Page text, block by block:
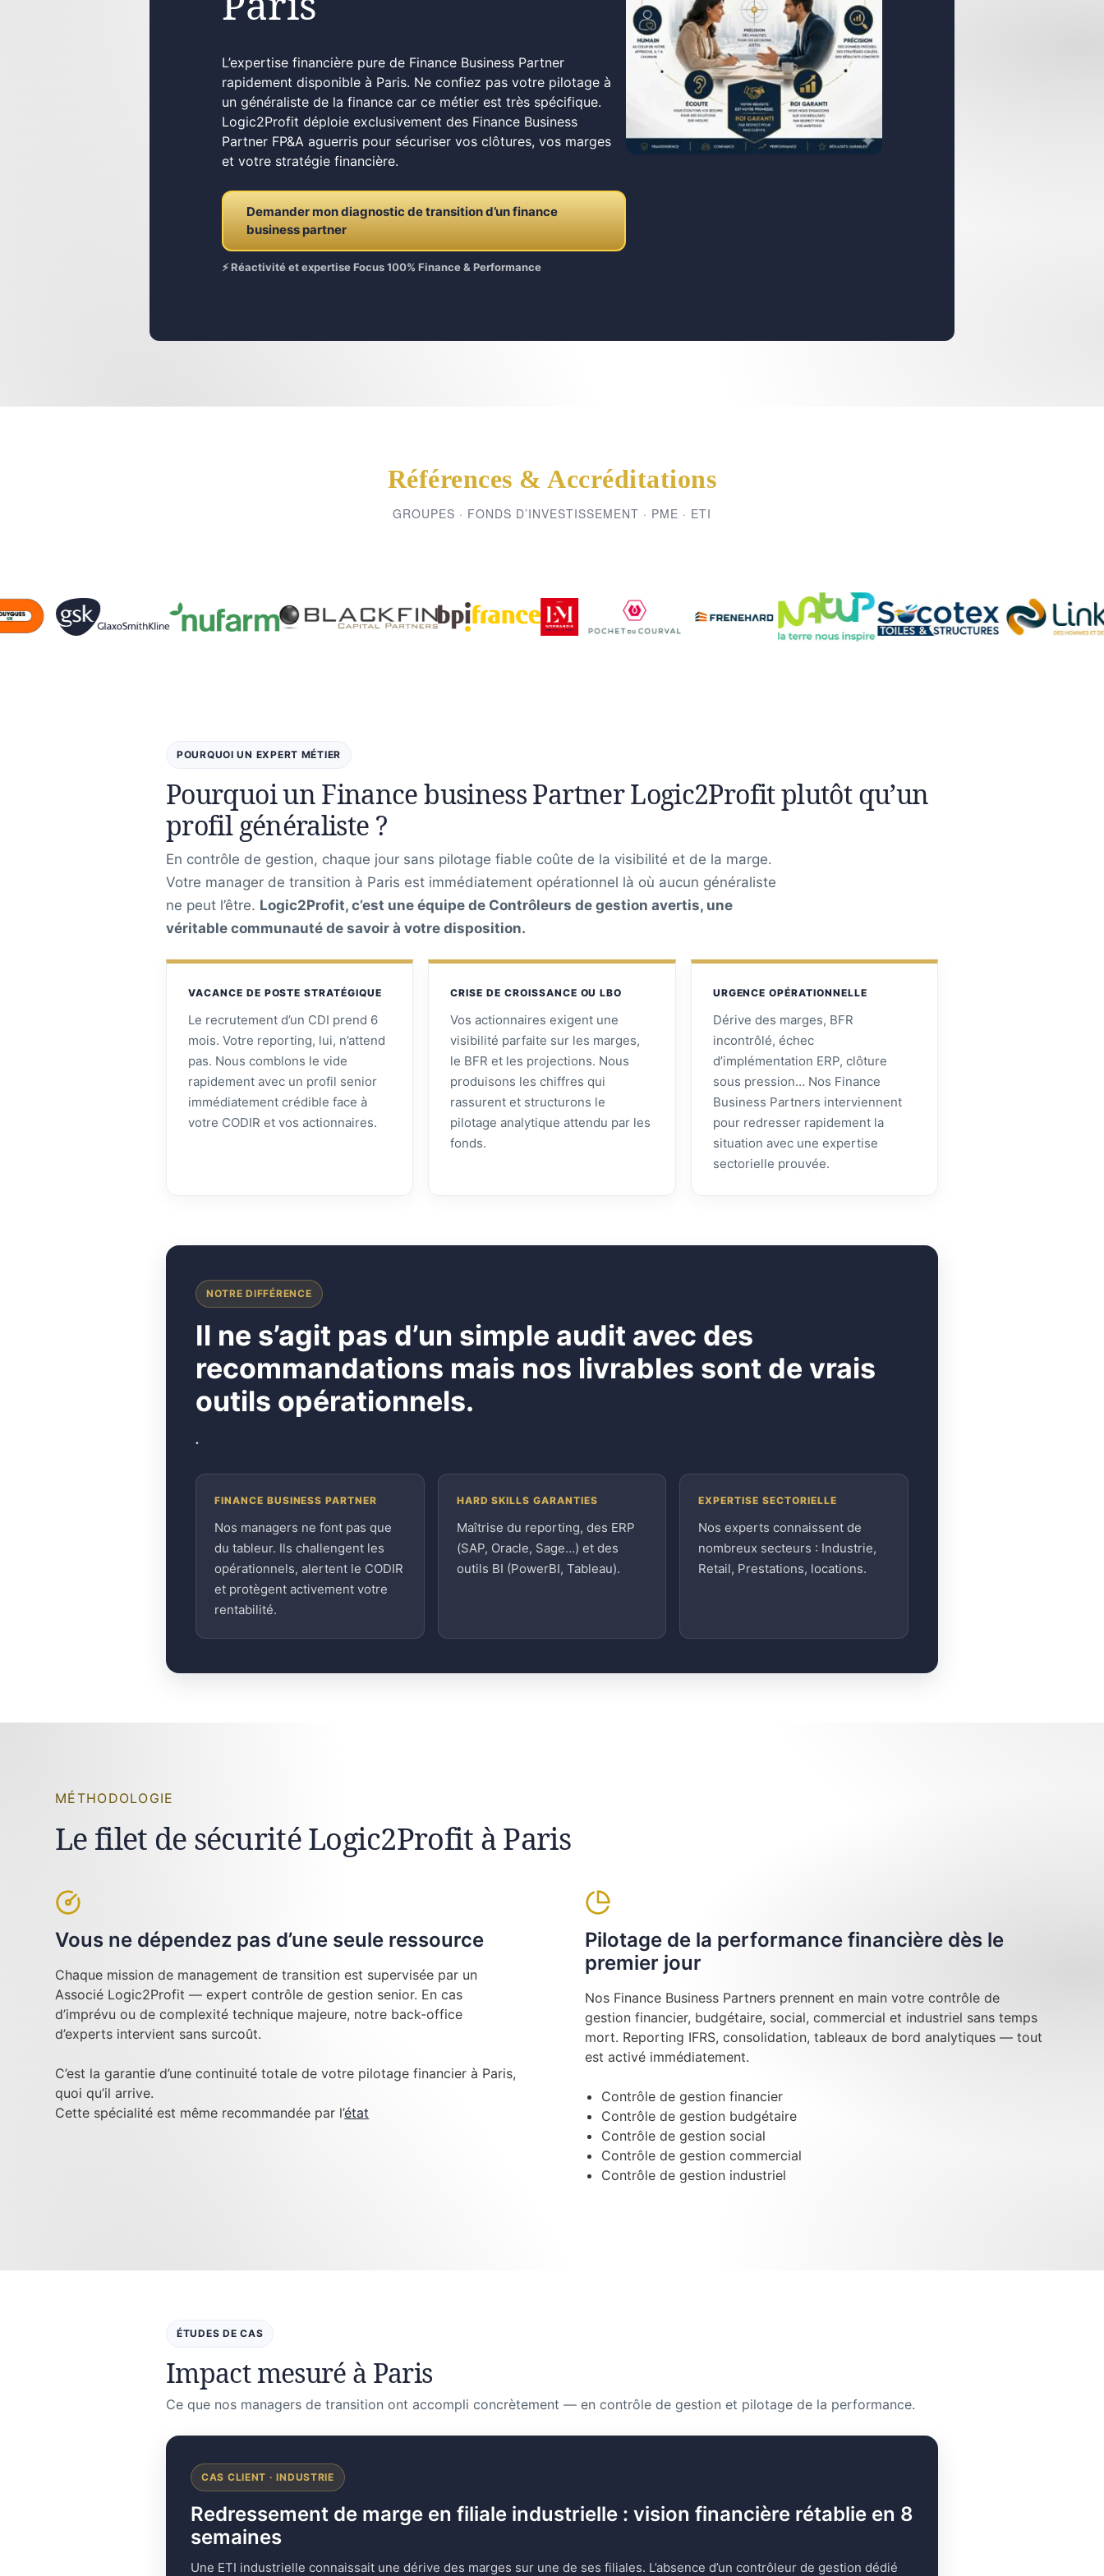
L’expertise financière pure de Finance Business Partner
rapidement disponible à Paris. Ne confiez pas votre pilotage à
un généraliste de la finance car ce métier est très spécifique.
Logic2Profit déploie exclusivement des Finance Business
Partner FP&A aguerris pour sécuriser vos clôtures, vos marges
et votre stratégie financière.
Demander mon diagnostic de transition d’un finance
business partner
⚡ Réactivité et expertise Focus 100% Finance & Performance
Références & Accréditations
GROUPES · FONDS D’INVESTISSEMENT · PME · ETI
POURQUOI UN EXPERT MÉTIER
Pourquoi un Finance business Partner Logic2Profit plutôt qu’un
profil généraliste ?
En contrôle de gestion, chaque jour sans pilotage fiable coûte de la visibilité et de la marge.
Votre manager de transition à Paris est immédiatement opérationnel là où aucun généraliste
ne peut l’être. Logic2Profit, c’est une équipe de Contrôleurs de gestion avertis, une
véritable communauté de savoir à votre disposition.
VACANCE DE POSTE STRATÉGIQUE
Le recrutement d’un CDI prend 6
mois. Votre reporting, lui, n’attend
pas. Nous comblons le vide
rapidement avec un profil senior
immédiatement crédible face à
votre CODIR et vos actionnaires.
CRISE DE CROISSANCE OU LBO
Vos actionnaires exigent une
visibilité parfaite sur les marges,
le BFR et les projections. Nous
produisons les chiffres qui
rassurent et structurons le
pilotage analytique attendu par les
fonds.
URGENCE OPÉRATIONNELLE
Dérive des marges, BFR
incontrôlé, échec
d’implémentation ERP, clôture
sous pression… Nos Finance
Business Partners interviennent
pour redresser rapidement la
situation avec une expertise
sectorielle prouvée.
NOTRE DIFFÉRENCE
Il ne s’agit pas d’un simple audit avec des
recommandations mais nos livrables sont de vrais
outils opérationnels.
.
FINANCE BUSINESS PARTNER
Nos managers ne font pas que
du tableur. Ils challengent les
opérationnels, alertent le CODIR
et protègent activement votre
rentabilité.
HARD SKILLS GARANTIES
Maîtrise du reporting, des ERP
(SAP, Oracle, Sage…) et des
outils BI (PowerBI, Tableau).
EXPERTISE SECTORIELLE
Nos experts connaissent de
nombreux secteurs : Industrie,
Retail, Prestations, locations.
MÉTHODOLOGIE
Le filet de sécurité Logic2Profit à Paris
Vous ne dépendez pas d’une seule ressource
Chaque mission de management de transition est supervisée par un
Associé Logic2Profit — expert contrôle de gestion senior. En cas
d’imprévu ou de complexité technique majeure, notre back-office
d’experts intervient sans surcoût.
C’est la garantie d’une continuité totale de votre pilotage financier à Paris,
quoi qu’il arrive.
Cette spécialité est même recommandée par l’état
Pilotage de la performance financière dès le
premier jour
Nos Finance Business Partners prennent en main votre contrôle de
gestion financier, budgétaire, social, commercial et industriel sans temps
mort. Reporting IFRS, consolidation, tableaux de bord analytiques — tout
est activé immédiatement.
Contrôle de gestion financier
Contrôle de gestion budgétaire
Contrôle de gestion social
Contrôle de gestion commercial
Contrôle de gestion industriel
ÉTUDES DE CAS
Impact mesuré à Paris
Ce que nos managers de transition ont accompli concrètement — en contrôle de gestion et pilotage de la performance.
CAS CLIENT · INDUSTRIE
Redressement de marge en filiale industrielle : vision financière rétablie en 8
semaines
Une ETI industrielle connaissait une dérive des marges sur une de ses filiales. L’absence d’un contrôleur de gestion dédié